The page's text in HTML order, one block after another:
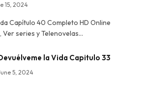
15, 2024
Capítulo 40 Completo HD Online
series y Telenovelas…
la Vida Capitulo 33
5, 2024